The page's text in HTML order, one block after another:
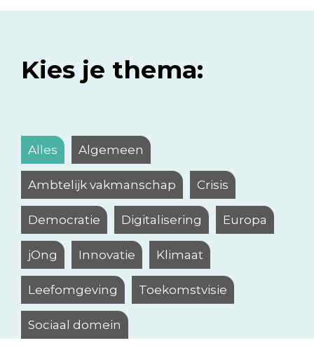
Kies je thema:
Alles Algemeen
Ambtelijk vakmanschap Crisis
Democratie Digitalisering Europa
jOng Innovatie Klimaat
Leefomgeving Toekomstvisie
Sociaal domein